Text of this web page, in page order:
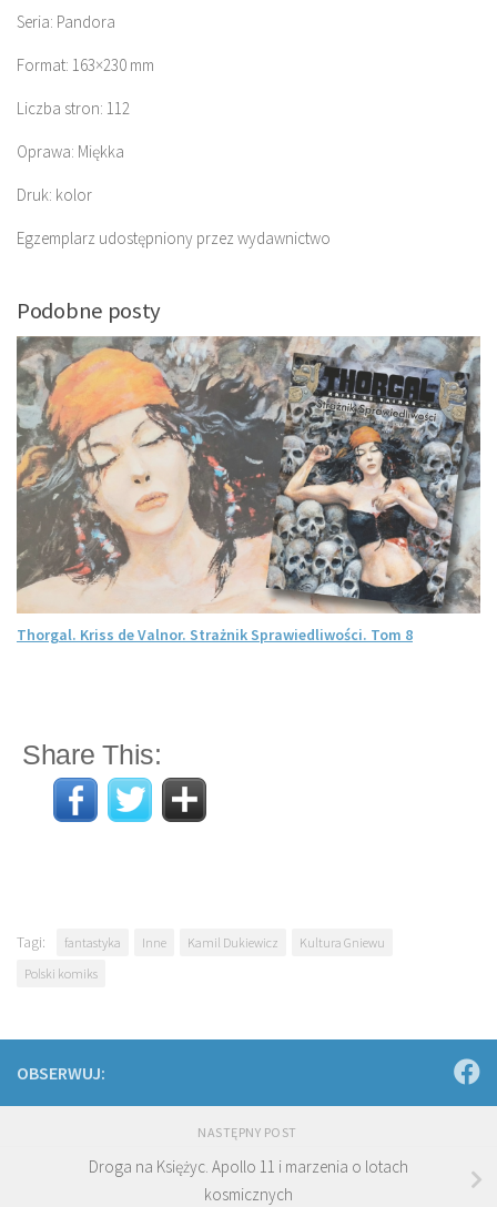
Seria: Pandora
Format: 163×230 mm
Liczba stron: 112
Oprawa: Miękka
Druk: kolor
Egzemplarz udostępniony przez wydawnictwo
Podobne posty
Thorgal. Kriss de Valnor. Strażnik Sprawiedliwości. Tom 8
Share This:
Tagi: fantastyka Inne Kamil Dukiewicz
Kultura Gniewu
Polski komiks
OBSERWUJ:
NASTĘPNY POST
Droga na Księżyc. Apollo 11 i marzenia o lotach
kosmicznych